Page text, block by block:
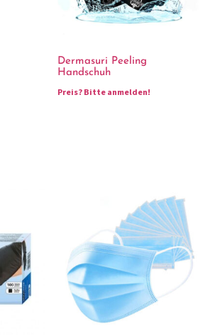
Dermasuri Peeling
Handschuh
Preis? Bitte anmelden!